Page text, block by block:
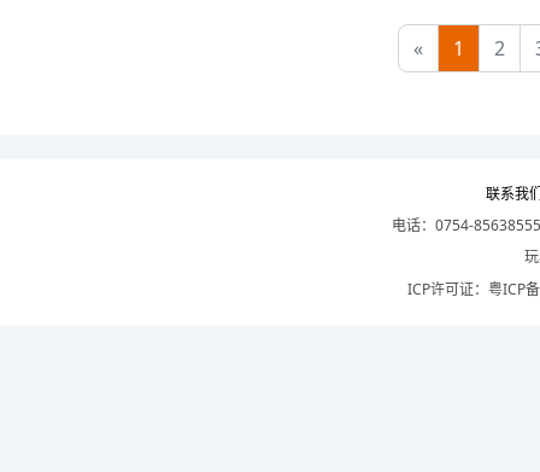
« 1 2
联系我
电话：0754-
ICP许可证： 粤ICP